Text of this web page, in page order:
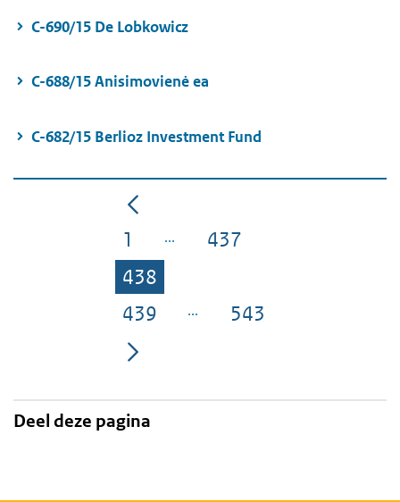
C-690/15 De Lobkowicz
C-688/15 Anisimovienė ea
C-682/15 Berlioz Investment Fund
Pagina
1 Pagina
437
Pagina
438
Pagina
439 Pagina
543
Deel deze pagina